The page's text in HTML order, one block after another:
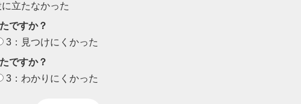
立たなかった
ですか？
3：見つけにくかった
ですか？
3：わかりにくかった